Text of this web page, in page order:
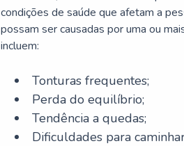
condições de saúde que afetam a
possam ser causadas por uma ou
incluem:
Tonturas frequentes;
Perda do equilíbrio;
Tendência a quedas;
Dificuldades para